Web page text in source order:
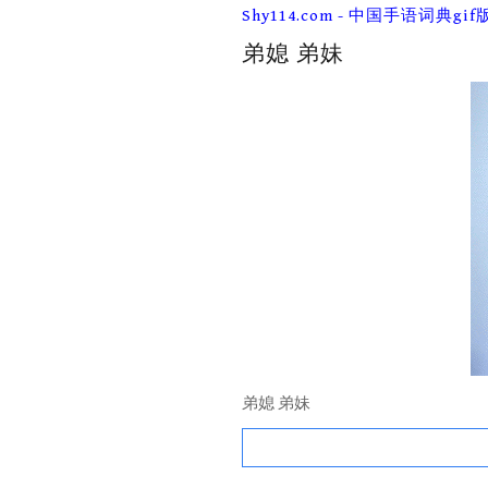
Skip
content
Shy114.com - 中国手语词典gif
弟媳 弟妹
弟媳 弟妹
Search